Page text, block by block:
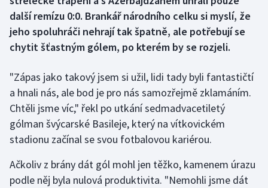
Dostihy
Florbal
Futsal
Golf
Gymnastika
Házená
další remízu 0:0. Brankář národního celku si myslí, že
jeho spoluhráči nehrají tak špatně, ale potřebují se
chytit šťastným gólem, po kterém by se rozjeli.
"Zápas jako takový jsem si užil, lidi tady byli fantastičtí
a hnali nás, ale bod je pro nás samozřejmě zklamáním.
Chtěli jsme víc," řekl po utkání sedmadvacetiletý
gólman švýcarské Basileje, který na vítkovickém
stadionu začínal se svou fotbalovou kariérou.
Ačkoliv z brány dát gól mohl jen těžko, kamenem úrazu
podle něj byla nulová produktivita. "Nemohli jsme dát